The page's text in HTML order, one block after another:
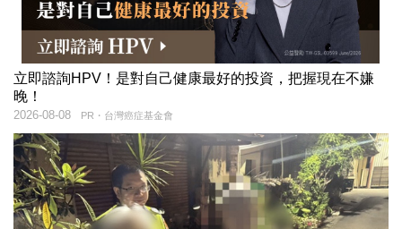
立即諮詢HPV！是對自己健康最好的投資，把握現在不嫌
晚！
PR・台灣癌症基金會
2026-08-08